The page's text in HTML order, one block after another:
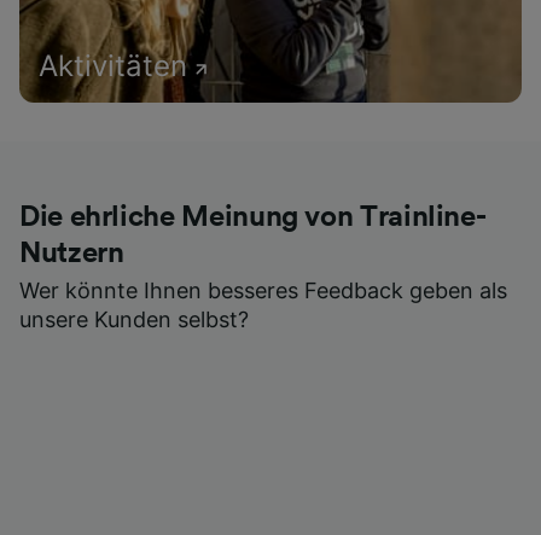
Aktivitäten
Die ehrliche Meinung von Trainline-
Nutzern
Wer könnte Ihnen besseres Feedback geben als
unsere Kunden selbst?